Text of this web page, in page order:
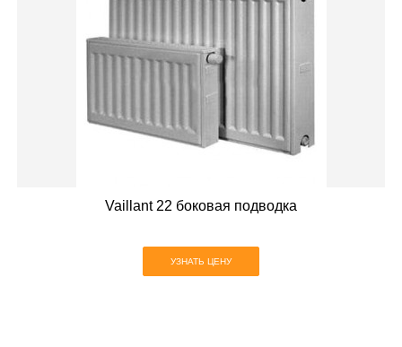
Vaillant 22 боковая подводка
УЗНАТЬ ЦЕНУ